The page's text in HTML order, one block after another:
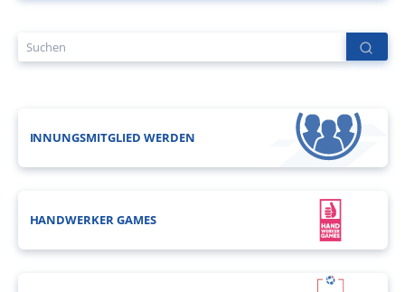
INNUNGSMITGLIED WERDEN
HANDWERKER GAMES